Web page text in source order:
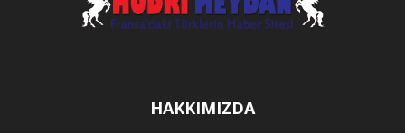
HAKKIMIZDA